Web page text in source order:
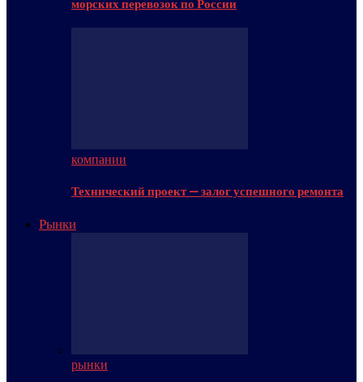
морских перевозок по России
компании
Технический проект — залог успешного ремонта
Рынки
рынки